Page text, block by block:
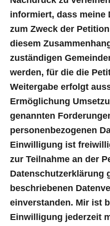
informiert, dass meine
zum Zweck der
diesem
zuständigen
werden, für die die
Weitergabe erfolgt
Ermöglichung
genannten
personenbezogenen
Einwilligung ist
zur Teilnahme an der
Datenschutzerklärung
beschriebenen
einverstanden. Mir ist
Einwilligung jederzeit